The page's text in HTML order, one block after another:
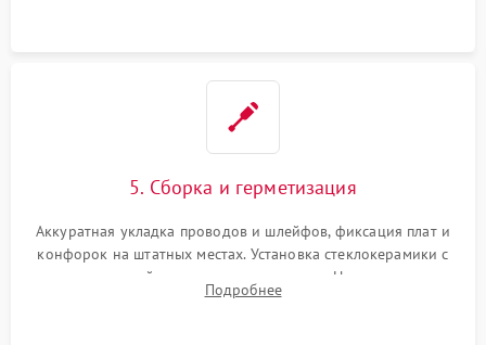
5. Сборка и герметизация
Аккуратная укладка проводов и шлейфов, фиксация плат и
конфорок на штатных местах. Установка стеклокерамики с
проверкой равномерности зазоров. Нанесение
термостойкого герметика или укладка уплотнительной
Подробнее